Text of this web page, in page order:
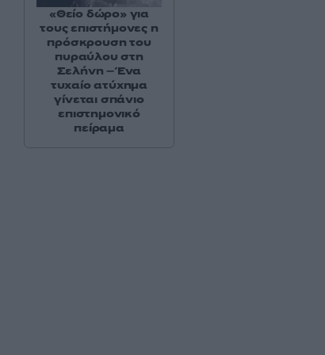
«Θείο δώρο» για
τους επιστήμονες η
πρόσκρουση του
πυραύλου στη
Σελήνη – Ένα
τυχαίο ατύχημα
γίνεται σπάνιο
επιστημονικό
πείραμα